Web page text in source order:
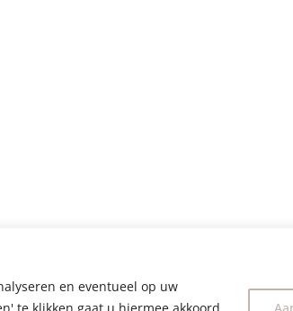
en eventueel op uw
te klikken gaat u hiermee akkoord.